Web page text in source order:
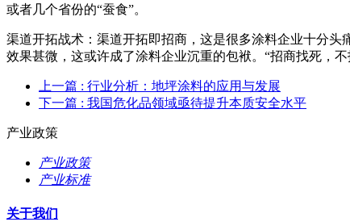
或者几个省份的“蚕食”。
渠道开拓战术：渠道开拓即招商，这是很多涂料企业十分
效果甚微，这或许成了涂料企业沉重的包袱。“招商找死，
上一篇 : 行业分析：地坪涂料的应用与发展
下一篇 : 我国危化品领域亟待提升本质安全水平
产业政策
产业政策
产业标准
关于我们